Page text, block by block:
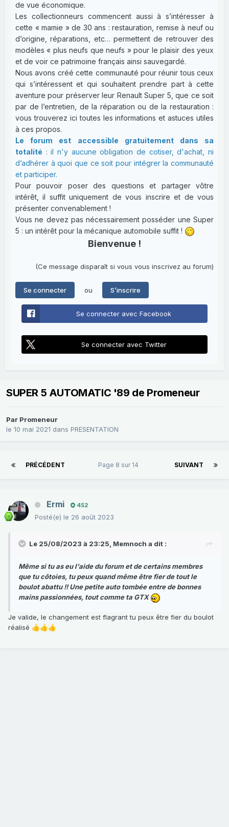
de vue économique.
Les collectionneurs commencent aussi à s’intéresser à
cette « mamie » de 30 ans : restauration, remise à neuf ou
d’origine, réparations, etc… permettent de retrouver des
modèles « plus neufs que neufs » pour le plaisir des yeux
et de voir ce patrimoine français ainsi sauvegardé.
Nous avons créé cette communauté pour réunir tous ceux
qui s’intéressent et qui souhaitent prendre part à cette
aventure pour préserver leur Renault Super 5, que ce soit
par de l’entretien, de la réparation ou de la restauration :
vous trouverez ici toutes les informations et astuces utiles
à ces propos.
Le forum est accessible gratuitement dans sa
totalité : il n'y aucune obligation de cotiser, d'achat, ni
d’adhérer à quoi que ce soit pour intégrer la communauté
et participer.
Pour pouvoir poser des questions et partager vôtre
intérêt, il suffit uniquement de vous inscrire et de vous
présenter convenablement !
Vous ne devez pas nécessairement posséder une Super
5 : un intérêt pour la mécanique automobile suffit !
Bienvenue !
(Ce message disparaît si vous vous inscrivez au forum)
Se connecter ou S’inscrire
Se connecter avec Facebook
Se connecter avec Twitter
SUPER 5 AUTOMATIC '89 de Promeneur
Par Promeneur
le 10 mai 2021 dans PRESENTATION
PRÉCÉDENT SUIVANT
Page 8 sur 14
Ermi 452
Posté(e) le 26 août 2023
Le 25/08/2023 à 23:25, Memnoch a dit :
Même si tu as eu l'aide du forum et de certains membres
que tu côtoies, tu peux quand même être fier de tout le
boulot abattu !! Une petite auto tombée entre de bonnes
mains passionnées, tout comme ta GTX
Je valide, le changement est flagrant tu peux être fier du boulot
réalisé 👍👍👍